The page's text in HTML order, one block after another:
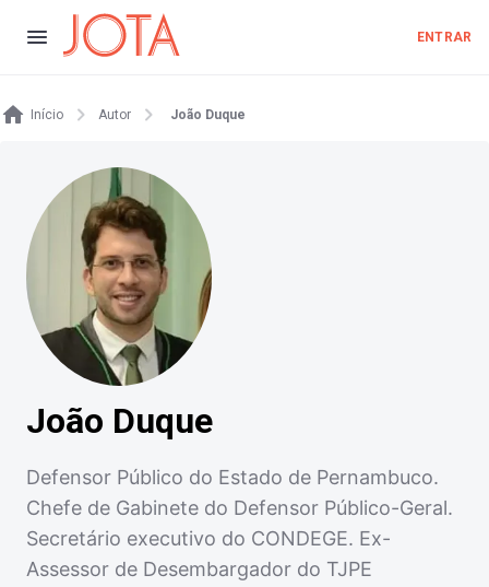
ENTRAR
Início Autor João Duque
João Duque
Defensor Público do Estado de Pernambuco.
Chefe de Gabinete do Defensor Público-Geral.
Secretário executivo do CONDEGE. Ex-
Assessor de Desembargador do TJPE